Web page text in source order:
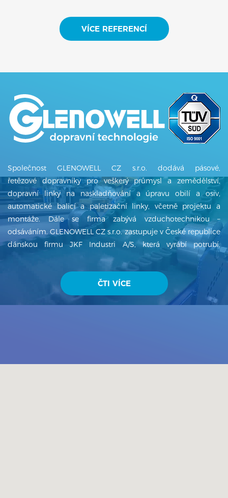
VÍCE REFERENCÍ
Společnost GLENOWELL CZ s.r.o. dodává pásové,
řetězové dopravníky pro veškerý průmysl a zemědělství,
dopravní linky na naskladňování a úpravu obilí a osiv,
automatické balicí a paletizační linky, včetně projektu a
montáže. Dále se firma zabývá vzduchotechnikou –
odsáváním. GLENOWELL CZ s.r.o. zastupuje v České republice
dánskou firmu JKF Industri A/S, která vyrábí potrubí,
ventilátory, cyklony, filtry a další produkty z oblasti
vzduchotechniky. GLENOWELL CZ s.r.o. má několikaletou
tradici a od svého založení v roce 1996 firma dynamicky
exportuje na zahraniční trhy – Kanada, Japonsko, Německo,
Rakousko, Slovinsko, Chorvatsko, Maďarsko, Rumunsko,
ČTI VÍCE